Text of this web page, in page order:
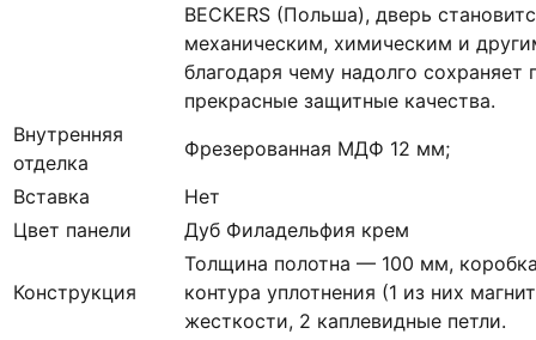
BECKERS (Польша), дверь
механическим, химическим и
благодаря чему надолго сохраняет
прекрасные защитные качества.
Внутренняя
отделка
Фрезерованная МДФ 12 мм;
Вставка
Нет
Цвет панели
Дуб Филадельфия крем
Конструкция
Толщина полотна — 100 мм,
контура уплотнения (1 из них
жесткости, 2 каплевидные петли.